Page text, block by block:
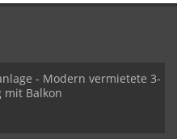
- Modern vermietete 3-
mit Balkon